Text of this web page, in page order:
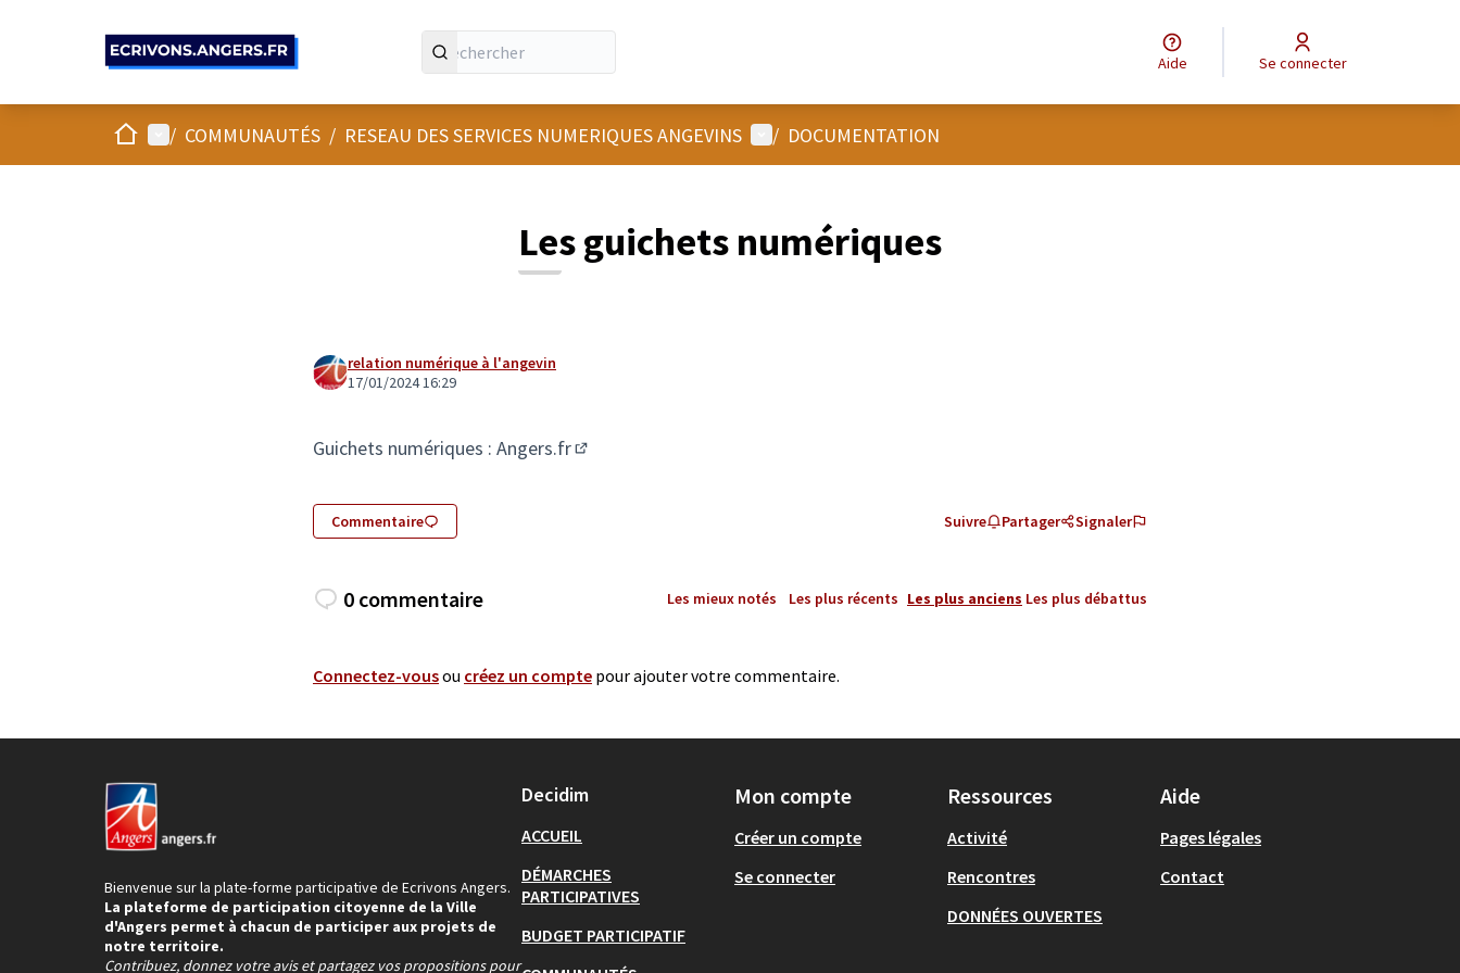
Aide Se connecter
AccueilMenu principal
/ COMMUNAUTÉS / RESEAU DES SERVICES NUMERIQUES ANGEVINS Menu utilisateur
/ DOCUMENTATION
Les guichets numériques
relation numérique à l'angevin
17/01/2024 16:29
Guichets numériques : Angers.fr
Commentaire Suivre Partager Signaler
0 commentaire Les mieux notés Les plus récents Les plus anciens Les plus débattus
Connectez-vousou créez un compte pour ajouter votre commentaire.
Bienvenue sur la plate-forme participative de Ecrivons Angers.
La plateforme de participation citoyenne de la Ville
d'Angers permet à chacun de participer aux projets de
notre territoire.
Contribuez, donnez votre avis et partagez vos propositions pour
Decidim
ACCUEIL
DÉMARCHES
PARTICIPATIVES
BUDGET PARTICIPATIF
Mon compte
Créer un compte
Se connecter
Ressources
Activité
Rencontres
DONNÉES OUVERTES
Aide
Pages légales
Contact